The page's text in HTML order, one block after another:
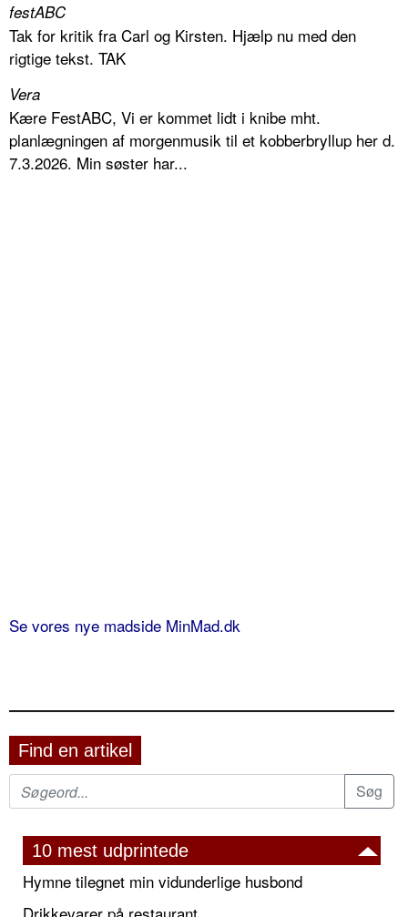
festABC
Tak for kritik fra Carl og Kirsten. Hjælp nu med den
rigtige tekst. TAK
Vera
Kære FestABC, Vi er kommet lidt i knibe mht.
planlægningen af morgenmusik til et kobberbryllup her d.
7.3.2026. Min søster har...
Se vores nye madside MinMad.dk
Find en artikel
10 mest udprintede
Hymne tilegnet min vidunderlige husbond